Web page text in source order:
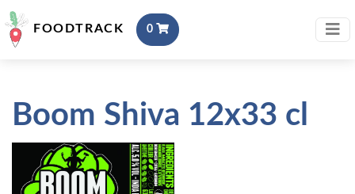
FOODTRACK 0
Boom Shiva 12x33 cl